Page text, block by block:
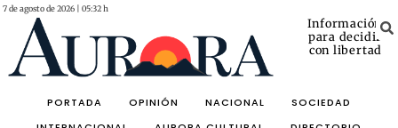
7 de agosto de 2026 | 05:32 h
Información
para decidir
con libertad
PORTADA OPINIÓN NACIONAL
SOCIEDAD